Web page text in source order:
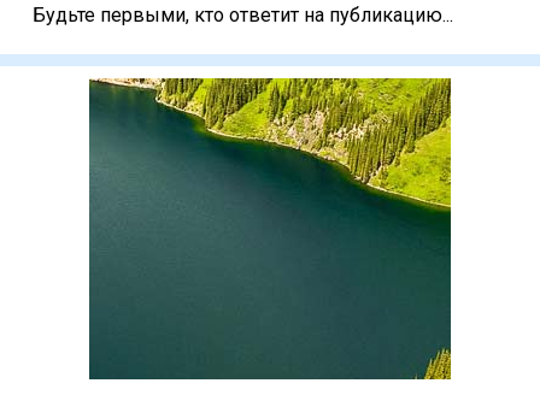
Будьте первыми, кто ответит на публикацию...